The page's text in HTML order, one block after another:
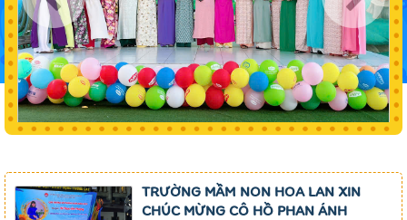
TRƯỜNG MẦM NON HOA LAN XIN
CHÚC MỪNG CÔ HỒ PHAN ÁNH